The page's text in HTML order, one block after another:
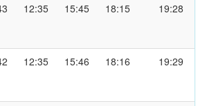
12:35 15:45 18:15 19:28
12:35 15:46 18:16 19:29